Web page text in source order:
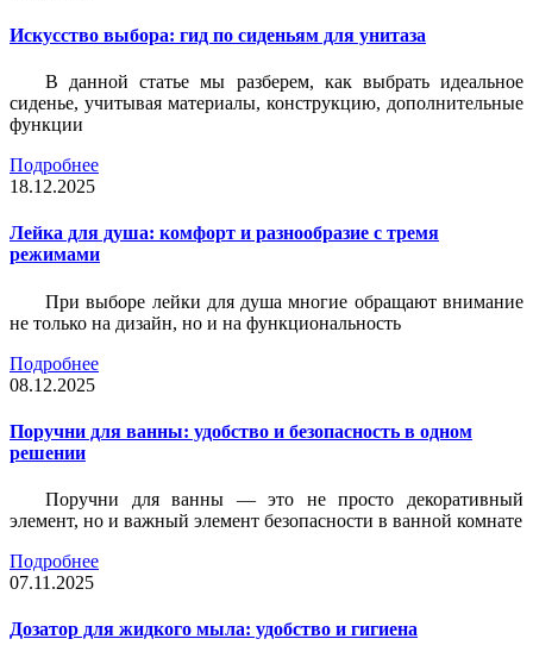
Искусство выбора: гид по сиденьям для унитаза
В данной статье мы разберем, как выбрать идеальное
сиденье, учитывая материалы, конструкцию, дополнительные
функции
Подробнее
18.12.2025
Лейка для душа: комфорт и разнообразие с тремя
режимами
При выборе лейки для душа многие обращают внимание
не только на дизайн, но и на функциональность
Подробнее
08.12.2025
Поручни для ванны: удобство и безопасность в одном
решении
Поручни для ванны — это не просто декоративный
элемент, но и важный элемент безопасности в ванной комнате
Подробнее
07.11.2025
Дозатор для жидкого мыла: удобство и гигиена